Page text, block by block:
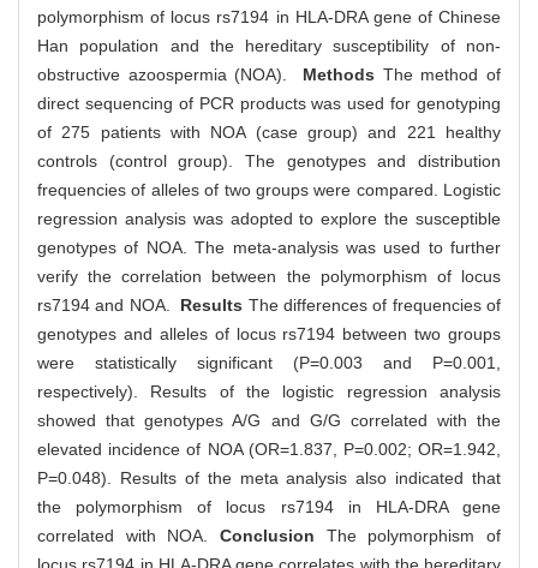
polymorphism of locus rs7194 in HLA-DRA gene of Chinese
Han population and the hereditary susceptibility of non-
obstructive azoospermia (NOA). Methods The method of
direct sequencing of PCR products was used for genotyping
of 275 patients with NOA (case group) and 221 healthy
controls (control group). The genotypes and distribution
frequencies of alleles of two groups were compared. Logistic
regression analysis was adopted to explore the susceptible
genotypes of NOA. The meta-analysis was used to further
verify the correlation between the polymorphism of locus
rs7194 and NOA. Results The differences of frequencies of
genotypes and alleles of locus rs7194 between two groups
were statistically significant (P=0.003 and P=0.001,
respectively). Results of the logistic regression analysis
showed that genotypes A/G and G/G correlated with the
elevated incidence of NOA (OR=1.837, P=0.002; OR=1.942,
P=0.048). Results of the meta analysis also indicated that
the polymorphism of locus rs7194 in HLA-DRA gene
correlated with NOA. Conclusion The polymorphism of
locus rs7194 in HLA-DRA gene correlates with the hereditary